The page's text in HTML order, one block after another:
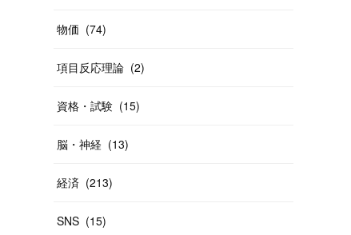
物価 (74)
項目反応理論 (2)
資格・試験 (15)
脳・神経 (13)
経済 (213)
SNS (15)